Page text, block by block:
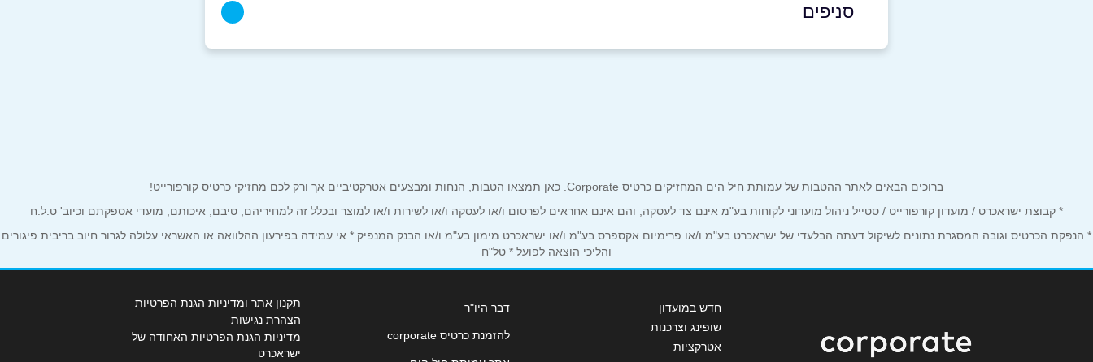
באתר
נושא*
אנא חזרו אלי בקשר ל...
הודעה*
סניפים
אשדוד
ברוכים הבאים לאתר ההטבות של עמותת חיל הים המחזיקים כרטיס Corporate. כאן תמצאו הטבות, הנחות ומבצעים אטרקטיביים אך ורק לכם מחזיקי כרטיס קורפורייט!
* קבוצת ישראכרט / מועדון קורפורייט / סטייל ניהול מועדוני לקוחות בע"מ אינם צד לעסקה, והם אינם אחראים לפרסום ו/או לעסקה ו/או לשירות ו/או למוצר ובכלל זה למחיריהם, טיבם, איכותם, מועדי אספקתם וכיוב' ט.ל.ח
* הנפקת הכרטיס וגובה המסגרת נתונים לשיקול דעתה הבלעדי של ישראכרט בע"מ ו/או פרימיום אקספרס בע"מ ו/או ישראכרט מימון בע"מ ו/או הבנק המנפיק * אי עמידה בפירעון ההלוואה או האשראי עלולה לגרור חיוב בריבית פיגורים
והליכי הוצאה לפועל * טל"ח
חדש במועדון
שופינג וצרכנות
אטרקציות
דבר היו"ר
להזמנת כרטיס corporate
תקנון אתר ומדיניות הגנת הפרטיות
הצהרת נגישות
מדיניות הגנת הפרטיות האחודה של
ישראכרט